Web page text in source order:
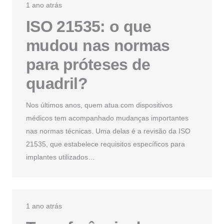
1 ano atrás
ISO 21535: o que
mudou nas normas
para próteses de
quadril?
Nos últimos anos, quem atua com dispositivos
médicos tem acompanhado mudanças importantes
nas normas técnicas. Uma delas é a revisão da ISO
21535, que estabelece requisitos específicos para
implantes utilizados…
1 ano atrás